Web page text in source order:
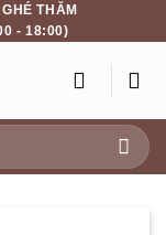
THĂM
- 18:00)